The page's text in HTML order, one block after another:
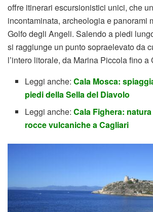
offre itinerari escursionistici unici, che
incontaminata, archeologia e panorami
Golfo degli Angeli. Salendo a piedi
si raggiunge un punto sopraelevato da
l’intero litorale, da Marina Piccola fino a
Leggi anche: Cala Mosca:
piedi della Sella del Diavolo
Leggi anche:Cala Fighera:
rocce vulcaniche a Cagliari